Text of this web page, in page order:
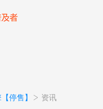
停售】 资讯